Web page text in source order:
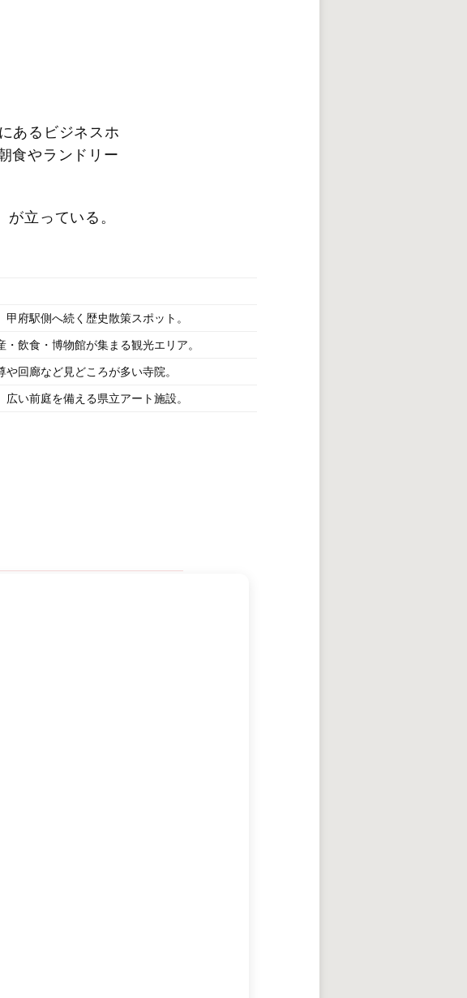
あるビジネスホ
食やランドリー
立っている。
府駅側へ続く歴史散策スポット。
飲食・博物館が集まる観光エリア。
回廊など見どころが多い寺院。
い前庭を備える県立アート施設。